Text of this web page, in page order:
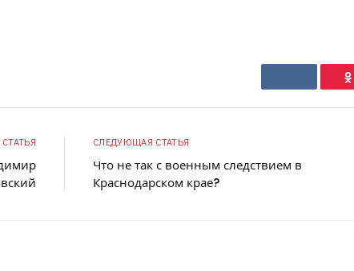
VKontakte
Ok
СЛЕДУЮЩАЯ СТАТЬЯ
Что не так с военным следствием в
Краснодарском крае?